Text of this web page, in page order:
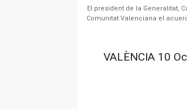
El president de la Generalitat,
Comunitat Valenciana el
VALÈNCIA 10